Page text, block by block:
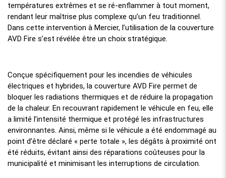
températures extrêmes et se ré-enflammer à tout moment,
rendant leur maîtrise plus complexe qu’un feu traditionnel.
Dans cette intervention à Mercier, l’utilisation de la couverture
AVD Fire s’est révélée être un choix stratégique.
Conçue spécifiquement pour les incendies de véhicules
électriques et hybrides, la couverture AVD Fire permet de
bloquer les radiations thermiques et de réduire la propagation
de la chaleur. En recouvrant rapidement le véhicule en feu, elle
a limité l’intensité thermique et protégé les infrastructures
environnantes. Ainsi, même si le véhicule a été endommagé au
point d’être déclaré « perte totale », les dégâts à proximité ont
été réduits, évitant ainsi des réparations coûteuses pour la
municipalité et minimisant les interruptions de circulation.